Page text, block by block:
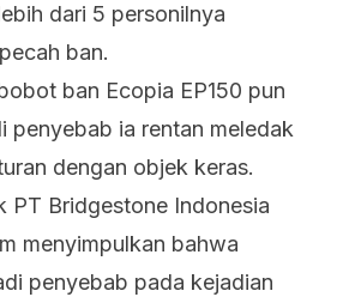
dari 5 personilnya
ban.
ban Ecopia EP150 pun
penyebab ia rentan meledak
dengan objek keras.
PT Bridgestone Indonesia
menyimpulkan bahwa
penyebab pada kejadian